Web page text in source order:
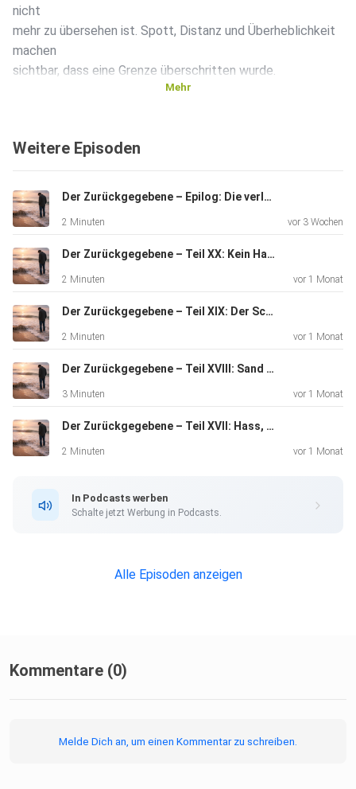
nicht
mehr zu übersehen ist. Spott, Distanz und Überheblichkeit
machen
sichtbar, dass eine Grenze überschritten wurde.
Ritual,
Selbstverrat
wäre, und vom Mut, ohne letzte Worte zu gehen.
Hinweis: Diese Sprachaufnahme wurde mit
Bild
wurde mit Unterstützung Künstlicher Intelligenz generiert.
Mehr
Weitere Episoden
Der Zurückgegebene – Epilog: Die verlorenen Jahre
2 Minuten vor 3 Wochen
Der Zurückgegebene – Teil XX: Kein Happy End
2 Minuten vor 1 Monat
Der Zurückgegebene – Teil XIX: Der Schlussstrich
2 Minuten vor 1 Monat
Der Zurückgegebene – Teil XVIII: Sand und Felsen
3 Minuten vor 1 Monat
Der Zurückgegebene – Teil XVII: Hass, Liebe, Leere
2 Minuten vor 1 Monat
In Podcasts werben
Schalte jetzt Werbung in Podcasts.
Alle Episoden anzeigen
Kommentare (0)
Melde Dich an, um einen Kommentar zu schreiben.